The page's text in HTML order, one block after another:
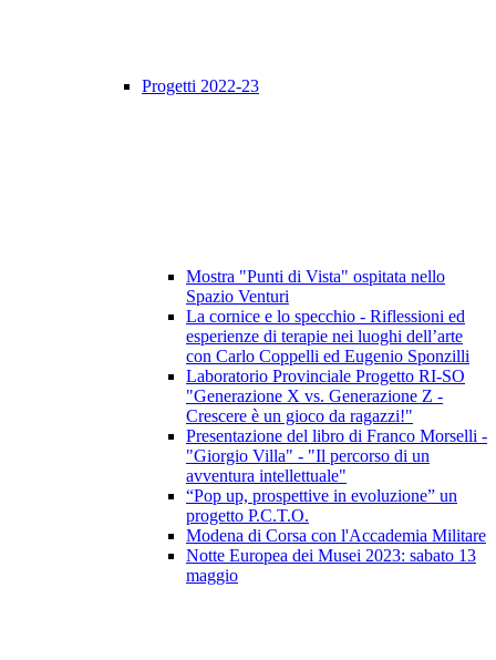
Progetti 2022-23
Mostra "Punti di Vista" ospitata nello
Spazio Venturi
La cornice e lo specchio - Riflessioni ed
esperienze di terapie nei luoghi dell’arte
con Carlo Coppelli ed Eugenio Sponzilli
Laboratorio Provinciale Progetto RI-SO
"Generazione X vs. Generazione Z -
Crescere è un gioco da ragazzi!"
Presentazione del libro di Franco Morselli -
"Giorgio Villa" - "Il percorso di un
avventura intellettuale"
“Pop up, prospettive in evoluzione” un
progetto P.C.T.O.
Modena di Corsa con l'Accademia Militare
Notte Europea dei Musei 2023: sabato 13
maggio